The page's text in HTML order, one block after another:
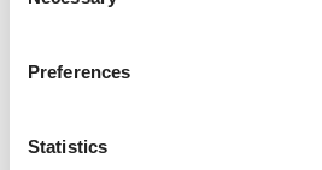
Preferences
Statistics